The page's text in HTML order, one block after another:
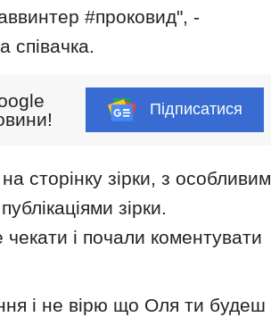
#проковид", -
співачка.
Підписатися
сторінку зірки, з особливим
зірки.
і почали коментувати
і не вірю що Оля ти будеш